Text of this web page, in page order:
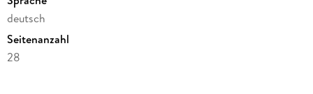
deutsch
Seitenanzahl
28